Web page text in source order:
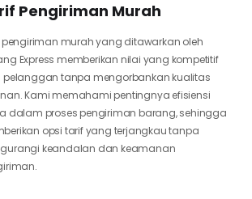
Pengiriman Murah
pengiriman murah yang ditawarkan oleh
Express memberikan nilai yang kompetitif
pelanggan tanpa mengorbankan kualitas
Kami memahami pentingnya efisiensi
dalam proses pengiriman barang, sehingga
opsi tarif yang terjangkau tanpa
keandalan dan keamanan